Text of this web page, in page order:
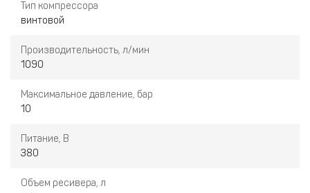
Тип компрессора
винтовой
Производительность, л/мин
1090
Максимальное давление, бар
10
Питание, В
380
Объем ресивера, л